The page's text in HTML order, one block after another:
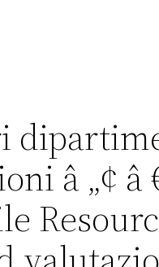
â „¢ â